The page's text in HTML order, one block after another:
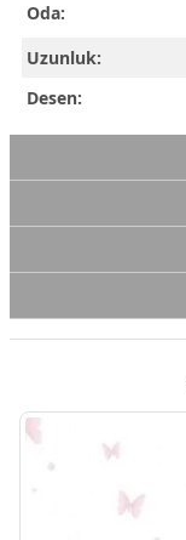
Oda:
Uzunluk:
Desen: